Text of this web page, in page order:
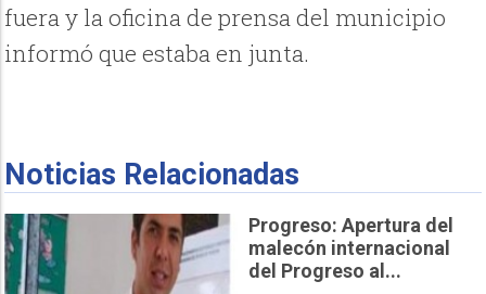
fuera y la oficina de prensa del municipio
informó que estaba en junta.
Noticias Relacionadas
Progreso: Apertura del
malecón internacional
del Progreso al...